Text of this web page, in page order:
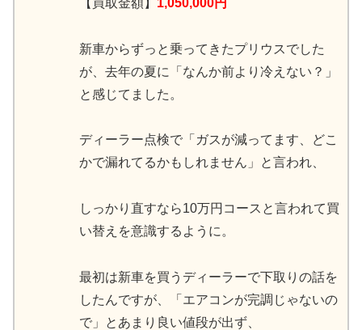
新車からずっと乗ってきたプリウスでした
が、去年の夏に「なんか前より冷えない？」
と感じてました。
ディーラー点検で「ガスが減ってます、どこ
かで漏れてるかもしれません」と言われ、
しっかり直すなら10万円コースと言われて買
い替えを意識するように。
最初は新車を買うディーラーで下取りの話を
したんですが、「エアコンが完調じゃないの
で」とあまり良い値段が出ず、